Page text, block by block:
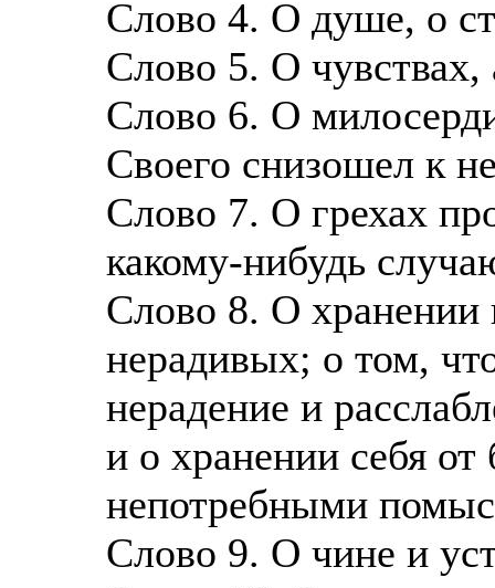
Слово 4. О душе, о
Слово 5. О
Слово 6. О
Своего снизошел к
Слово 7. О грехах
какому-нибудь
Слово 8. О хранении
нерадивых; о том,
нерадение и
и о хранении себя
непотребными
Слово 9. О чине и